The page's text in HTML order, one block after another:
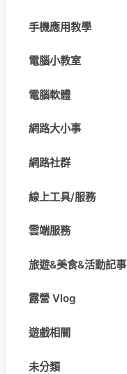
手機應用教學
電腦小教室
電腦軟體
網路大小事
網路社群
線上工具/服務
雲端服務
旅遊&美食&活動記事
露營 Vlog
遊戲相關
未分類